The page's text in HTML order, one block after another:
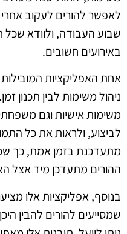
לאפשר להורים לעקוב אחרי
שבוע העבודה, ולוודא
באירועים חשובים.
אחת האפליקציות
ניהול משימות לבין תכנון
משימות אישיות וגם
לביצוע, ולראות את כל
מתעדכנת בזמן אמת, כך
ההורים מתעדכן מיד אצל
בנוסף, אפליקציות אלו
שמסייעים להורים להבין